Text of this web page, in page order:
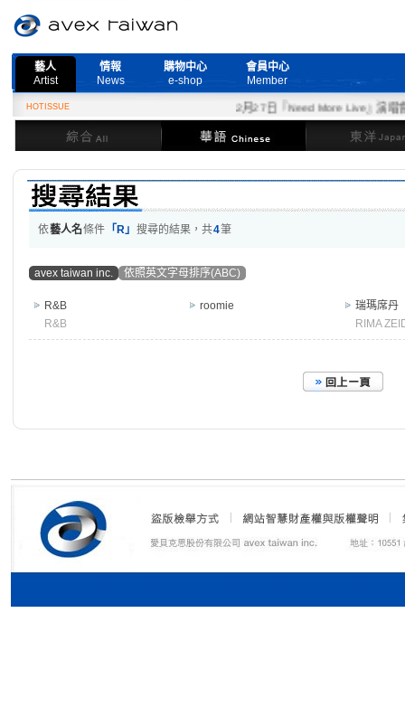
藝人
Artist
情報
News
購物中心
e-shop
會員中心
Member
HOTISSUE
2月27日『Need More Live』演唱會
綜合
華語 東洋
依藝人名條件 「R」 搜尋的結果，共4筆
avex taiwan inc. 依照英文字母排序(ABC)
R&B
R&B
roomie
瑞瑪席丹
RIMA